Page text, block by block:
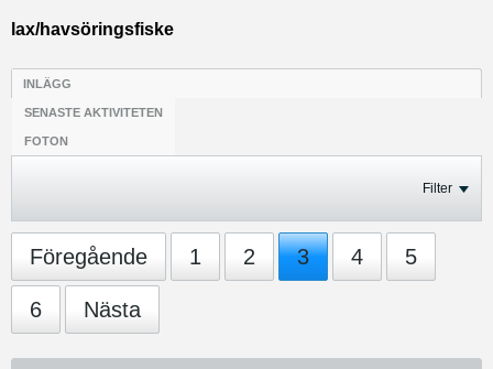
lax/havsöringsfiske
INLÄGG
SENASTE AKTIVITETEN
FOTON
Filter
Föregående 1 2 3 4 5
6 Nästa